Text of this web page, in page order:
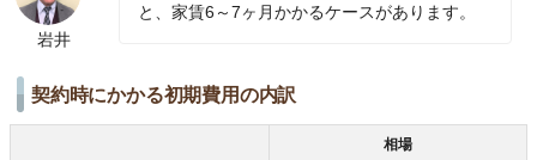
岩井
と、家賃6～7ヶ月かかるケースがあります。
契約時にかかる初期費用の内訳
相場